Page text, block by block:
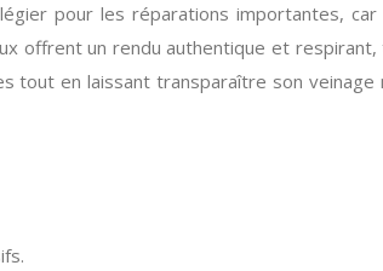
pour les réparations importantes,
offrent un rendu authentique et
en laissant transparaître son veinage